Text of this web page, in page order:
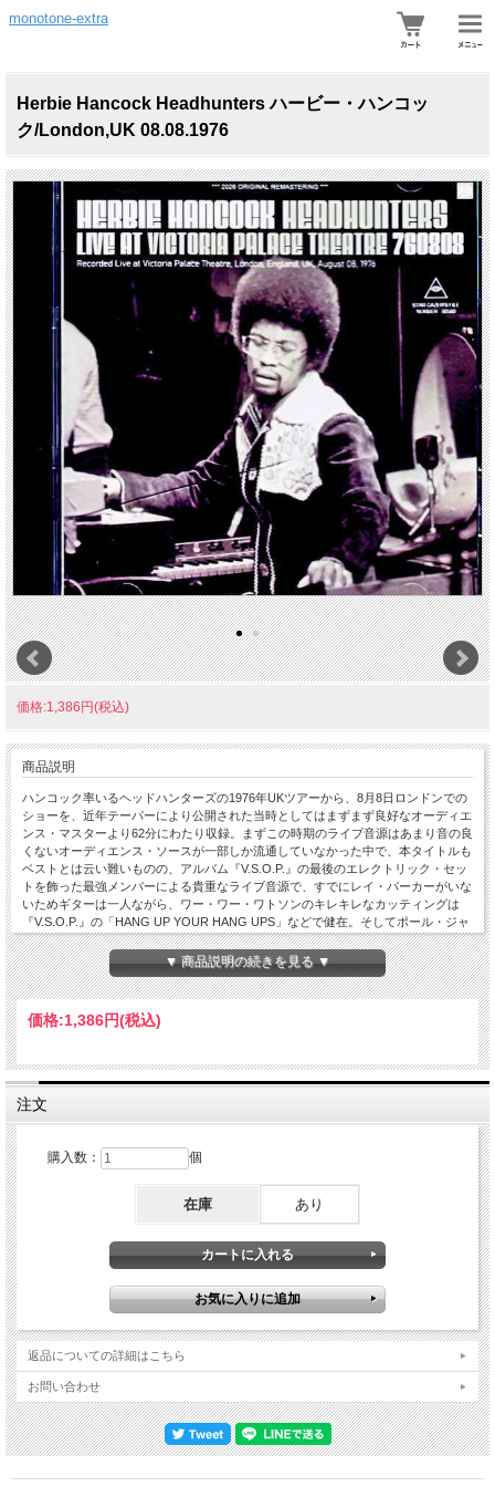
monotone-extra
Herbie Hancock Headhunters ハービー・ハンコッ
ク/London,UK 08.08.1976
価格:1,386円(税込)
商品説明
ハンコック率いるヘッドハンターズの1976年UKツアーから、8月8日ロンドンでの
ショーを、近年テーパーにより公開された当時としてはまずまず良好なオーディエ
ンス・マスターより62分にわたり収録。まずこの時期のライブ音源はあまり音の良
くないオーディエンス・ソースが一部しか流通していなかった中で、本タイトルも
ベストとは云い難いものの、アルバム『V.S.O.P.』の最後のエレクトリック・セッ
トを飾った最強メンバーによる貴重なライブ音源で、すでにレイ・パーカーがいな
いためギターは一人ながら、ワー・ワー・ワトソンのキレキレなカッティングは
『V.S.O.P.』の「HANG UP YOUR HANG UPS」などで健在。そしてポール・ジャ
クソンのファンキーなベース、ブローも切れまくりのベニー・モウピンのサックス
など、バンドの一体感を保ちながら、そこから生み出されるまっ黒なグルーヴはあ
まりに壮絶で、そしてラストは15分に及ぶ「CHAMELEON」でエンドという、圧
倒的パフォーマンスがここに。Recorded at Victoria Palace Theatre, London, UK
August 8th 1976 : Audience Recording 1. SPIDER 2. HANG UP YOUR HANG UPS
3. GENTLE THOUGHTS 4. PEOPLE MUSIC 5. CHAMELEON Herbie Hancock -
- electric bass / James Levi - drums
▼ 商品説明の続きを見る ▼
価格:1,386円(税込)
注文
購入数： 個
在庫 あり
返品についての詳細はこちら
お問い合わせ